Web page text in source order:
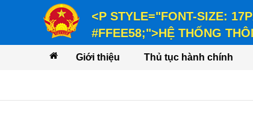
<P STYLE="FONT-SIZE:
#FFEE58;">HỆ THỐNG
<P STYLE="FONT-SIZE: 14PX;
VỤ</P>
Giới thiệu Thủ tục hành chính